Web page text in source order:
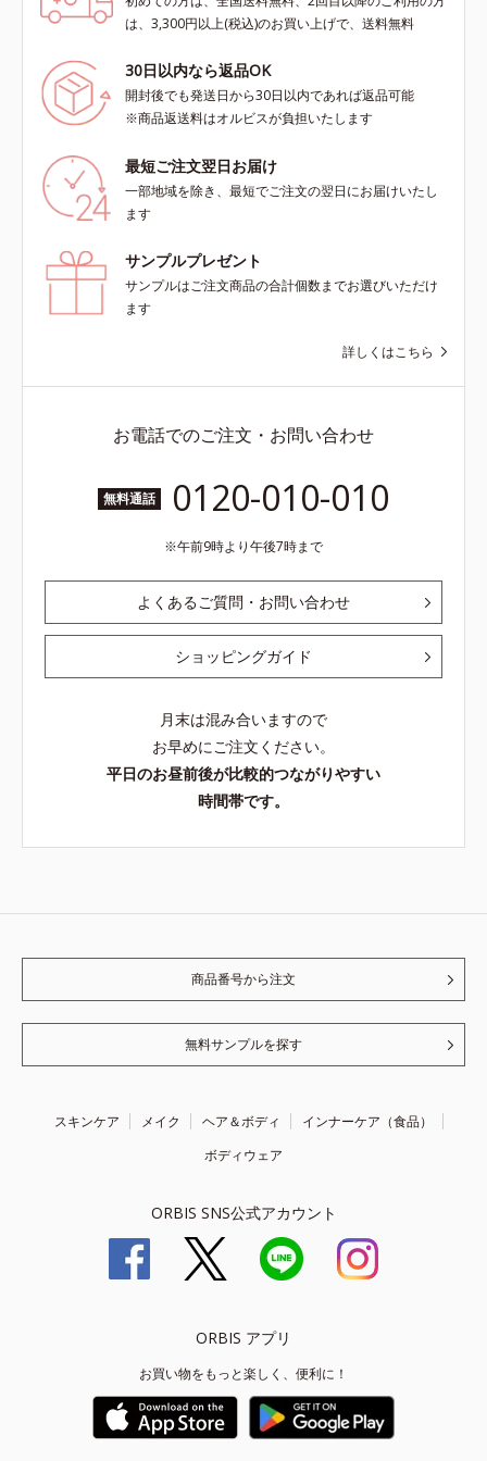
は、3,300円以上(税込)のお買い上げで、送料無料
30日以内なら返品OK
開封後でも発送日から30日以内であれば返品可能
※商品返送料はオルビスが負担いたします
最短ご注文翌日お届け
一部地域を除き、最短でご注文の翌日にお届けいたし
ます
サンプルプレゼント
サンプルはご注文商品の合計個数までお選びいただけ
ます
詳しくはこちら
お電話でのご注文・お問い合わせ
無料通話 0120-010-010
午前9時より午後7時まで
よくあるご質問・お問い合わせ
ショッピングガイド
月末は混み合いますので
お早めにご注文ください。
平日のお昼前後が比較的つながりやすい
時間帯です。
商品番号から注文
無料サンプルを探す
スキンケア メイク ヘア＆ボディ
インナーケア（食品）
ボディウェア
ORBIS SNS公式アカウント
ORBIS アプリ
お買い物をもっと楽しく、便利に！